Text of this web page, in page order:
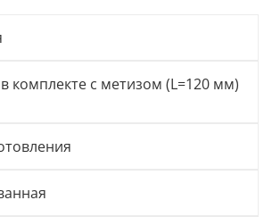
комплекте с метизом (L=120 мм)